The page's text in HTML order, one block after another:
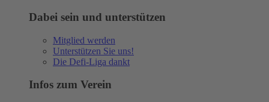
Dabei sein und unterstützen
Mitglied werden
Unterstützen Sie uns!
Die Defi-Liga dankt
Infos zum Verein